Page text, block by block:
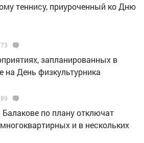
теннису, приуроченный ко Дню
запланированных в
на День физкультурника
Балакове по плану отключат
и в нескольких